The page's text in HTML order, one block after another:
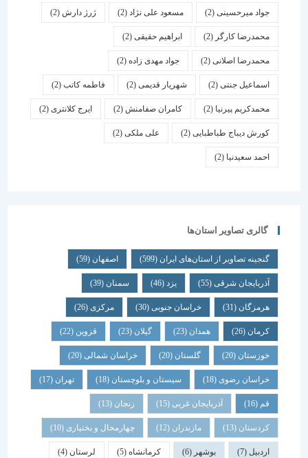
جواد میرحسینی(2) مسعود علی نژاد(2) ژرژ دارش (2)
محمدرضا کارگر(2) ابراهیم حقیقی(2)
محمدرضا اصلانی(2) جواد مهدی زاده(2)
اسماعیل جنتی(2) شهریار قدیمی(2) فاطمه کاتب(2)
محمدکریم پیرنیا (2) کامران صفامنش(2) ایرج کلانتری (2)
کورش دیباج طباطبایی(2) علی ملکی(2)
احمد سعیدنیا (2)
گالری تصاویر استان‌ها
گنجینه تصاویر از استان‌های ایران(599) اصفهان (59)
آذربایجان شرقی(55) یزد سمنان (39)
هرمزگان(31) خراسان جنوبی(30) مرکزی (26)
همدان گیلان قزوین
خوزستان(20) گلستان (20) خراسان شمالی(20)
خراسان رضوی(18) سیستان و بلوچستان(18) تهران
آذربایجان غربی(15) زنجان
کردستان(13) مازندران(12) چهارمحال و بختیاری (10)
بوشهر کرمانشاه(5) لرستان (4)